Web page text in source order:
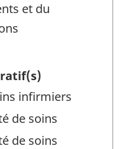
et du
infirmiers
de soins
de soins